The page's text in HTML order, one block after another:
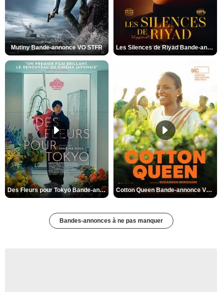
Mutiny Bande-annonce VO STFR Les Silences de Riyad Bande-annonce VO STFR
Des Fleurs pour Tokyo Bande-annonce VO STFR Cotton Queen Bande-annonce VO STFR
Bandes-annonces à ne pas manquer